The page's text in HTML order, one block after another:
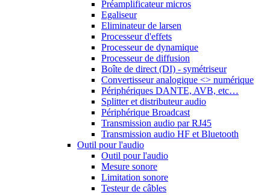
Préamplificateur micros
Egaliseur
Eliminateur de larsen
Processeur d'effets
Processeur de dynamique
Processeur de diffusion
Boîte de direct (DI) - symétriseur
Convertisseur analogique <> numérique
Périphériques DANTE, AVB, etc…
Splitter et distributeur audio
Périphérique Broadcast
Transmission audio par RJ45
Transmission audio HF et Bluetooth
Outil pour l'audio
Outil pour l'audio
Mesure sonore
Limitation sonore
Testeur de câbles